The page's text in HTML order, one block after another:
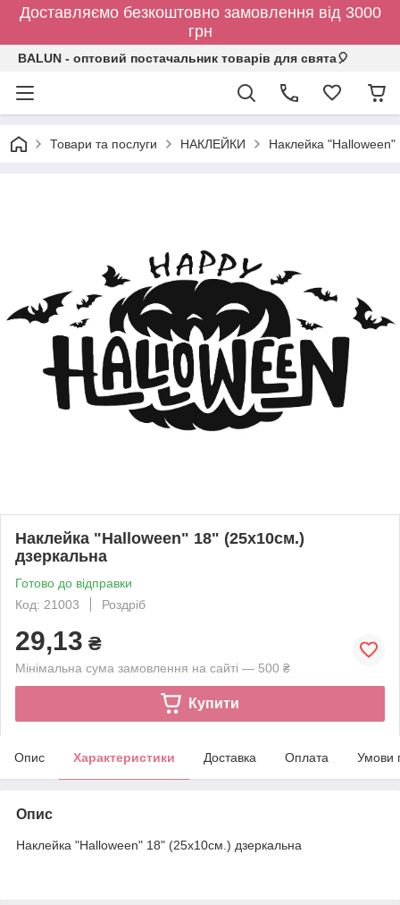
Доставляємо безкоштовно замовлення від 3000
грн
BALUN - оптовий постачальник товарів для свята🎈
Товари та послуги НАКЛЕЙКИ Наклейка
Наклейка "Halloween" 18" (25х10см.)
дзеркальна
Готово до відправки
Код: 21003
Роздріб
29,13 ₴
Мінімальна сума замовлення на сайті — 500 ₴
Купити
Опис Характеристики Доставка Оплата Умови
Опис
Наклейка "Halloween" 18" (25х10см.) дзеркальна